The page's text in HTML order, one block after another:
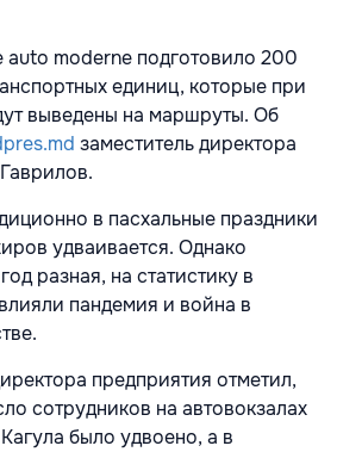
auto moderne подготовило 200
единиц, которые при
выведены на маршруты. Об
заместитель директора
в пасхальные праздники
удваивается. Однако
разная, на статистику в
пандемия и война в
предприятия отметил,
сотрудников на автовокзалах
было удвоено, а в